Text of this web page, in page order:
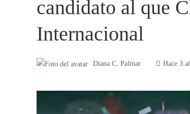
candidato al que
Internacional
Diana C. Palmar Hace 3